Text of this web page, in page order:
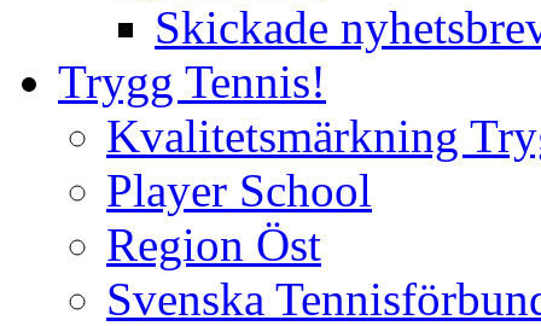
Skickade
Trygg Tennis!
Kvalitetsmärkning
Player School
Region Öst
Svenska